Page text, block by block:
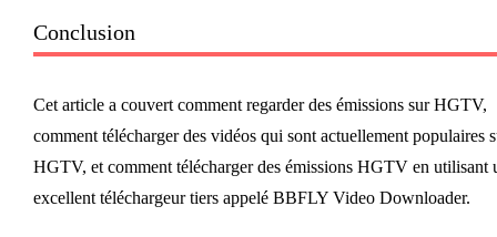
Conclusion
Cet article a couvert comment regarder des émissions sur HGTV,
comment télécharger des vidéos qui sont actuellement populaires
HGTV, et comment télécharger des émissions HGTV en utilisant
excellent téléchargeur tiers appelé BBFLY Video Downloader.